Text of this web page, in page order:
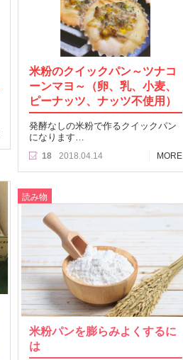
米粉のクイックパン～ツナコ
ーンマヨ～（卵、乳、小麦、
ピーナッツ、ナッツ不使用）
発酵なしの米粉で作るクイックパン
になります…
18 2018.04.14 MORE
読み物
米粉パンを膨らみよくするに
は